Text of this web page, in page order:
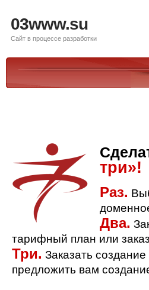
03www.su
Сайт в процессе разработки
три»!
Раз.
Два.
тарифный план или
Три. Заказать
предложить вам